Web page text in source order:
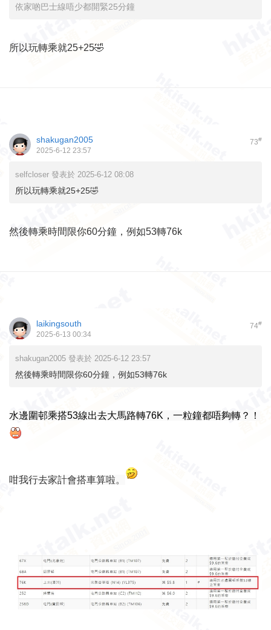
依家啲巴士線唔少都開緊25分鐘
所以玩轉乘就25+25🤣
73#
shakugan2005
2025-6-12 23:57
selfcloser 發表於 2025-6-12 08:08
所以玩轉乘就25+25🤣
然後轉乘時間限你60分鐘，例如53轉76k
74#
laikingsouth
2025-6-13 00:34
shakugan2005 發表於 2025-6-12 23:57
然後轉乘時間限你60分鐘，例如53轉76k
水邊圍邨乘搭53線出去大馬路轉76K，一粒鐘都唔夠轉？！
咁我行去家計會搭車算啦。